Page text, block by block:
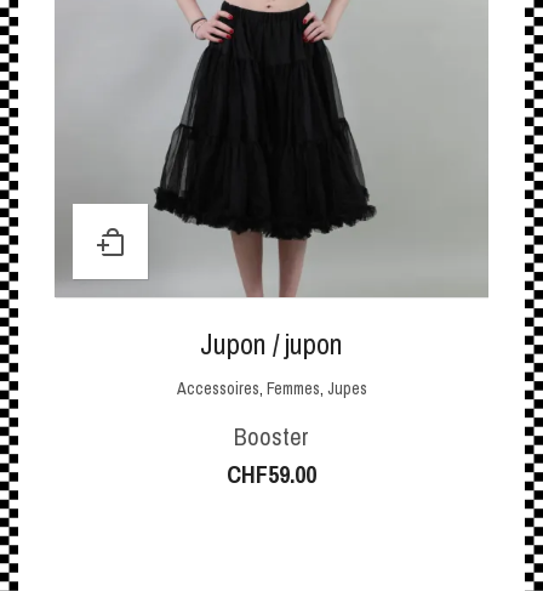
Jupon / jupon
Accessoires Femmes Jupes
Booster
CHF59.00